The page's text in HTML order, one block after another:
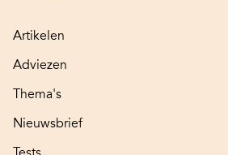
Artikelen
Adviezen
Thema's
Nieuwsbrief